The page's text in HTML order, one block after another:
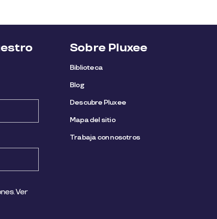
Ver
Sobre Pluxee
Biblioteca
Blog
Descubre Pluxee
Mapa del sitio
Trabaja con nosotros